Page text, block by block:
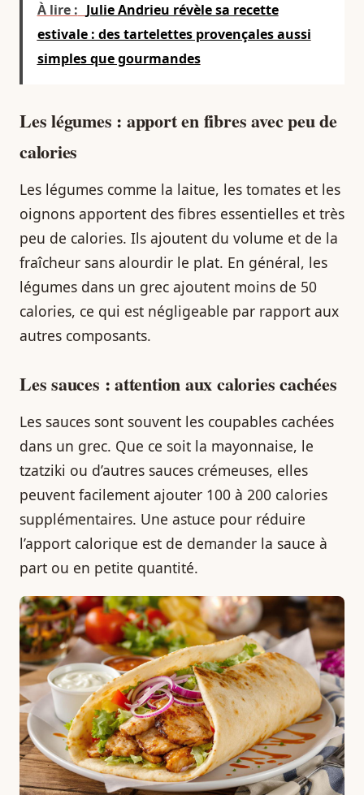
À lire : Julie Andrieu révèle sa recette
estivale : des tartelettes provençales aussi
simples que gourmandes
Les légumes : apport en fibres avec peu de
calories
Les légumes comme la laitue, les tomates et les
oignons apportent des fibres essentielles et très
peu de calories. Ils ajoutent du volume et de la
fraîcheur sans alourdir le plat. En général, les
légumes dans un grec ajoutent moins de 50
calories, ce qui est négligeable par rapport aux
autres composants.
Les sauces : attention aux calories cachées
Les sauces sont souvent les coupables cachées
dans un grec. Que ce soit la mayonnaise, le
tzatziki ou d’autres sauces crémeuses, elles
peuvent facilement ajouter 100 à 200 calories
supplémentaires. Une astuce pour réduire
l’apport calorique est de demander la sauce à
part ou en petite quantité.